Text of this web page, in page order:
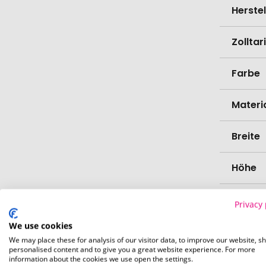
Farbe
Breite
Höhe
Bio-
Privacy
We use cookies
We may place these for analysis of our visitor data, to improve our website,
personalised content and to give you a great website experience. For more
information about the cookies we use open the settings.